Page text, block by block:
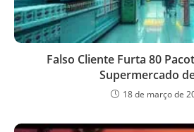
Falso Cliente Furta 80
Supermercado
18 de março de